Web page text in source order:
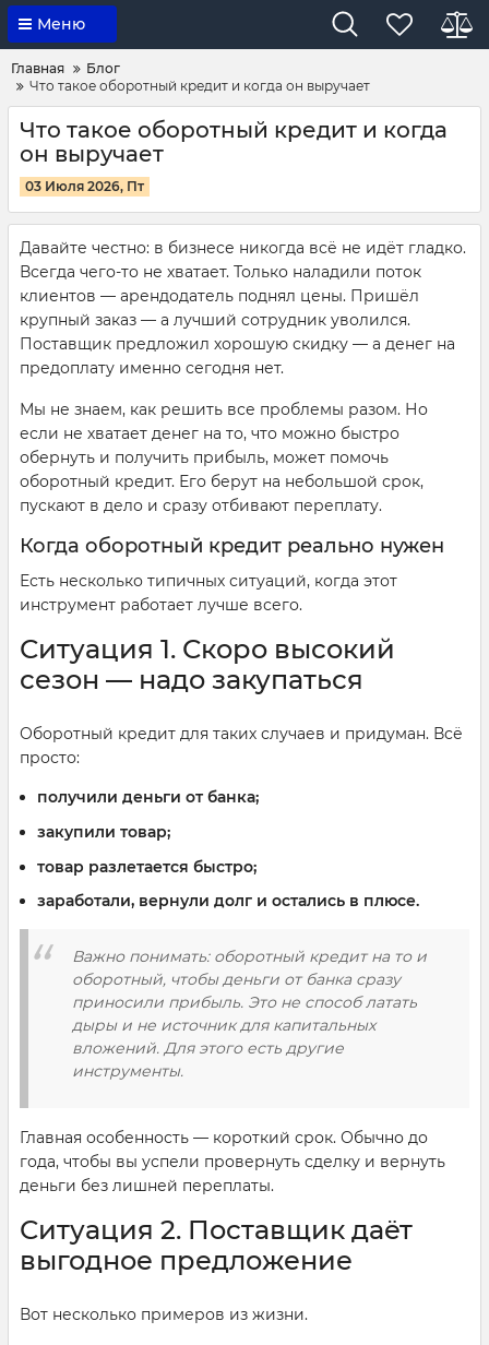
Меню
Главная
Блог
Что такое оборотный кредит и когда он выручает
Что такое оборотный кредит и когда
он выручает
03 Июля 2026, Пт
Давайте честно: в бизнесе никогда всё не идёт гладко.
Всегда чего-то не хватает. Только наладили поток
клиентов — арендодатель поднял цены. Пришёл
крупный заказ — а лучший сотрудник уволился.
Поставщик предложил хорошую скидку — а денег на
предоплату именно сегодня нет.
Мы не знаем, как решить все проблемы разом. Но
если не хватает денег на то, что можно быстро
обернуть и получить прибыль, может помочь
оборотный кредит. Его берут на небольшой срок,
пускают в дело и сразу отбивают переплату.
Когда оборотный кредит реально нужен
Есть несколько типичных ситуаций, когда этот
инструмент работает лучше всего.
Ситуация 1. Скоро высокий
сезон — надо закупаться
Оборотный кредит для таких случаев и придуман. Всё
просто:
получили деньги от банка;
закупили товар;
товар разлетается быстро;
заработали, вернули долг и остались в плюсе.
Важно понимать: оборотный кредит на то и
оборотный, чтобы деньги от банка сразу
приносили прибыль. Это не способ латать
дыры и не источник для капитальных
вложений. Для этого есть другие
инструменты.
Главная особенность — короткий срок. Обычно до
года, чтобы вы успели провернуть сделку и вернуть
деньги без лишней переплаты.
Ситуация 2. Поставщик даёт
выгодное предложение
Вот несколько примеров из жизни.